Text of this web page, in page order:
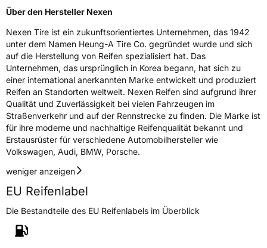
Über den Hersteller Nexen
Nexen Tire ist ein zukunftsorientiertes Unternehmen, das 1942
unter dem Namen Heung-A Tire Co. gegründet wurde und sich
auf die Herstellung von Reifen spezialisiert hat. Das
Unternehmen, das ursprünglich in Korea begann, hat sich zu
einer international anerkannten Marke entwickelt und produziert
Reifen an Standorten weltweit. Nexen Reifen sind aufgrund ihrer
Qualität und Zuverlässigkeit bei vielen Fahrzeugen im
Straßenverkehr und auf der Rennstrecke zu finden. Die Marke ist
für ihre moderne und nachhaltige Reifenqualität bekannt und
Erstausrüster für verschiedene Automobilhersteller wie
Volkswagen, Audi, BMW, Porsche.
weniger anzeigen
EU Reifenlabel
Die Bestandteile des EU Reifenlabels im Überblick